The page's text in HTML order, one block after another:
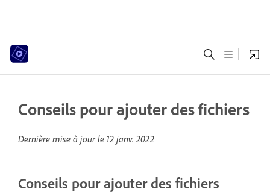
Conseils pour ajouter des fichiers
Dernière mise à jour le 12 janv. 2022
Conseils pour ajouter des fichiers